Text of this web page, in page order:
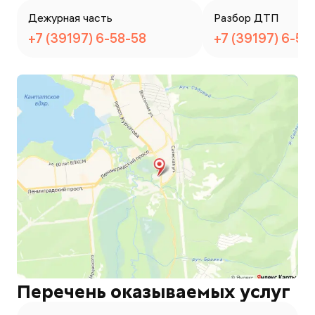
Дежурная часть
+7 (39197) 6-58-58
Разбор ДТП
+7 (39197) 6-
Перечень оказываемых услуг